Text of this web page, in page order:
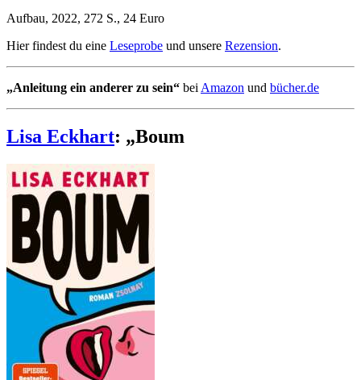
Aufbau, 2022, 272 S., 24 Euro
Hier findest du eine Leseprobe und unsere Rezension.
„Anleitung ein anderer zu sein“ bei Amazon und bücher.de
Lisa Eckhart: „Boum